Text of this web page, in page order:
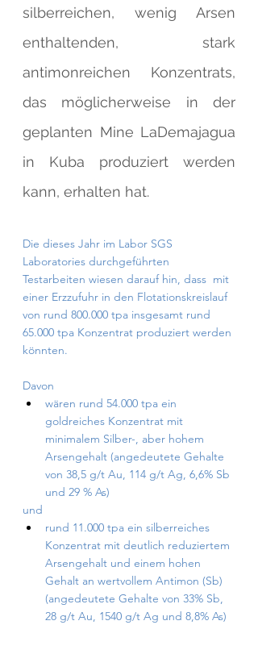
silberreichen, wenig Arsen
enthaltenden, stark
antimonreichen Konzentrats,
das möglicherweise in der
geplanten Mine LaDemajagua
in Kuba produziert werden
kann, erhalten hat.
Die dieses Jahr im Labor SGS
Laboratories durchgeführten
Testarbeiten wiesen darauf hin, dass  mit
einer Erzzufuhr in den Flotationskreislauf
von rund 800.000 tpa insgesamt rund
65.000 tpa Konzentrat produziert werden
könnten.
Davon
wären rund 54.000 tpa ein
goldreiches Konzentrat mit
minimalem Silber-, aber hohem
Arsengehalt (angedeutete Gehalte
von 38,5 g/t Au, 114 g/t Ag, 6,6% Sb
und 29 % As)
und
rund 11.000 tpa ein silberreiches
Konzentrat mit deutlich reduziertem
Arsengehalt und einem hohen
Gehalt an wertvollem Antimon (Sb)
(angedeutete Gehalte von 33% Sb,
28 g/t Au, 1540 g/t Ag und 8,8% As)